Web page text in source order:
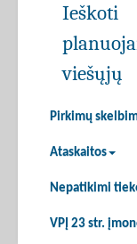
Pirkimų
Ataskaitos
Nepatikimi
VPĮ 23 str.
Ieškoti
viešųjų